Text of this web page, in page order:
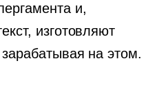
и,
изготовляют
на этом.